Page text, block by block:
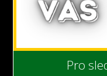
Pro